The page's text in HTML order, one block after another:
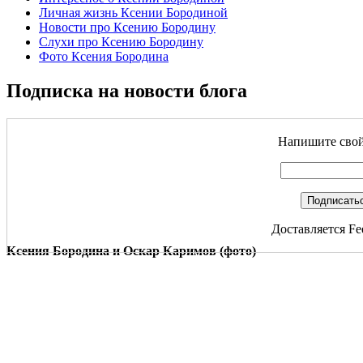
Личная жизнь Ксении Бородиной
Новости про Ксению Бородину
Слухи про Ксению Бородину
Фото Ксения Бородина
Подписка на новости блога
Напишите
Доставляется
Ксения Бородина и Оскар Каримов (фото)